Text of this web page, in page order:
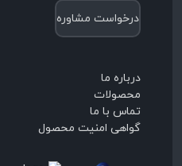
درخواست مشاوره
درباره ما
محصولات
تماس با ما
گواهی امنیت محصول